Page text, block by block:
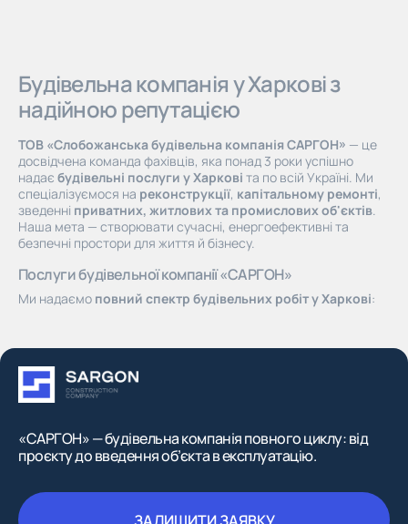
Будівельна компанія у Харкові з
надійною репутацією
ТОВ «Слобожанська будівельна компанія САРГОН» — це
досвідчена команда фахівців, яка понад 3 роки успішно
надає будівельні послуги у Харкові та по всій Україні. Ми
спеціалізуємося на реконструкції, капітальному ремонті,
зведенні приватних, житлових та промислових об'єктів.
Наша мета — створювати сучасні, енергоефективні та
безпечні простори для життя й бізнесу.
Послуги будівельної компанії «САРГОН»
Ми надаємо повний спектр будівельних робіт у Харкові:
роботи з металоконструкціями. Завдяки ліцензіям СС2 і
СС3 виконуємо роботи будь-якої складності. Серед наших
клієнтів — муніципальні заклади, комерційні структури та
приватні забудовники.
Чому обирають нас серед будівельних фірм Харкова
78 кваліфікованих спеціалістів: інженери, архітектори,
електромонтажники, майстри з оздоблювальних робіт
45 реалізованих об'єктів— від ліцеїв до промислових
«САРГОН» — будівельна компанія повного циклу: від
проєкту до введення об’єкта в експлуатацію.